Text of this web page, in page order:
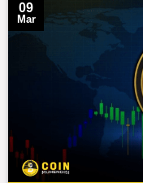
09
Mar